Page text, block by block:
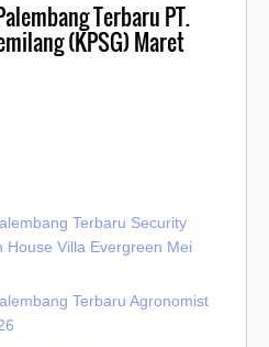
Terbaru PT.
(KPSG) Maret
Terbaru Security
House Villa Evergreen Mei
Terbaru Agronomist